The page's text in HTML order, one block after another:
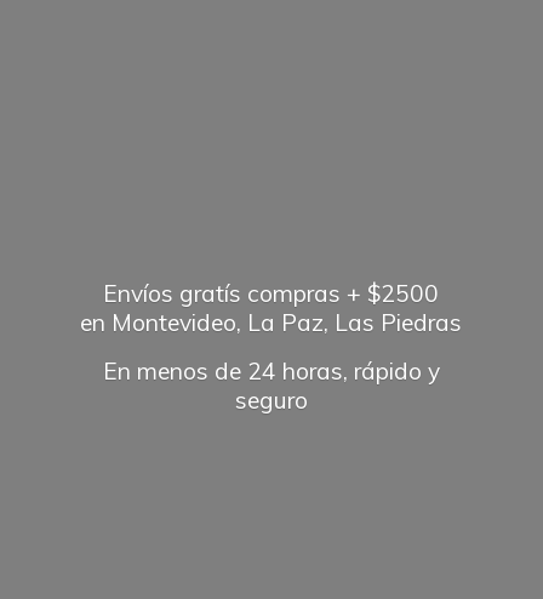
Envíos gratís compras + $2500
en Montevideo, La Paz, Las Piedras
En menos de 24 horas, rápido y
seguro